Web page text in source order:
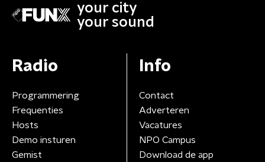
your city
your sound
Radio
Programmering
Frequenties
Hosts
Demo insturen
Gemist
Info
Contact
Adverteren
Vacatures
NPO Campus
Download de app